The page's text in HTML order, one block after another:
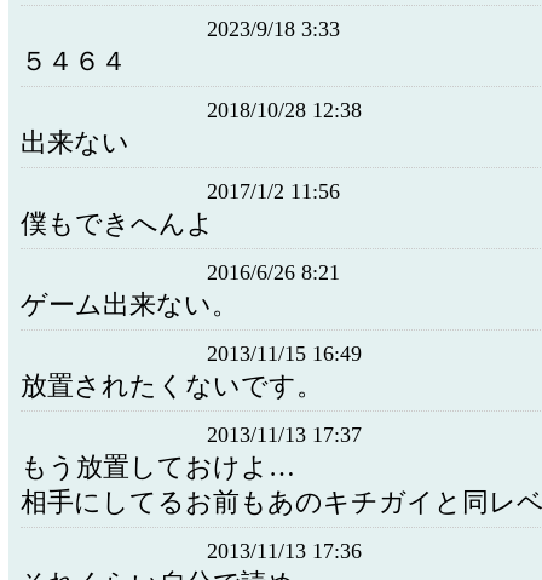
2023/9/18 3:33
５４６４
2018/10/28 12:38
出来ない
2017/1/2 11:56
僕もできへんよ
2016/6/26 8:21
ゲーム出来ない。
2013/11/15 16:49
放置されたくないです。
2013/11/13 17:37
もう放置しておけよ…
相手にしてるお前もあのキチガイと同レ
2013/11/13 17:36